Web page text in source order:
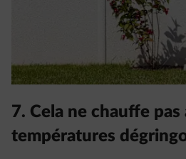
7. Cela ne chauffe pas
températures